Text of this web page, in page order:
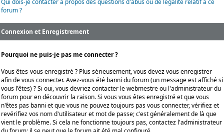
Qui dois-je contacter à propos des questions d'abus ou de légalité relatif à ce
forum ?
Connexion et Enregistrement
Pourquoi ne puis-je pas me connecter ?
Vous êtes-vous enregistré ? Plus sérieusement, vous devez vous enregistrer
afin de vous connecter. Avez-vous été banni du forum (un message est affiché si
vous l'êtes) ? Si oui, vous devriez contacter le webmestre ou l'administrateur du
forum pour en découvrir la raison. Si vous vous êtes enregistré et que vous
n'êtes pas banni et que vous ne pouvez toujours pas vous connecter, vérifiez et
revérifiez vos nom d'utilisateur et mot de passe; c'est généralement de là que
vient le problème. Si cela ne fonctionne toujours pas, contactez l'administrateur